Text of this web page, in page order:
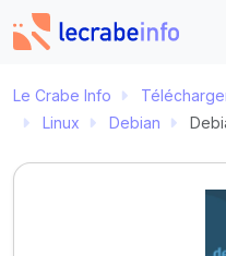
Le Crabe Info
Linux
Debian